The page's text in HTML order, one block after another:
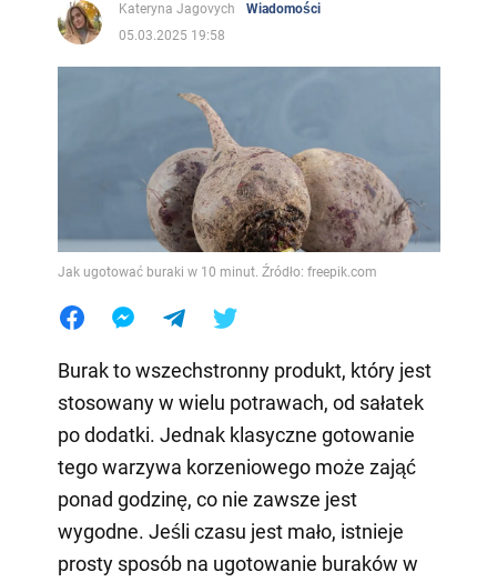
Kateryna Jagovych
Wiadomości
05.03.2025 19:58
Jak ugotować buraki w 10 minut. Źródło: freepik.com
Burak to wszechstronny produkt, który jest
stosowany w wielu potrawach, od sałatek
po dodatki. Jednak klasyczne gotowanie
tego warzywa korzeniowego może zająć
ponad godzinę, co nie zawsze jest
wygodne. Jeśli czasu jest mało, istnieje
prosty sposób na ugotowanie buraków w